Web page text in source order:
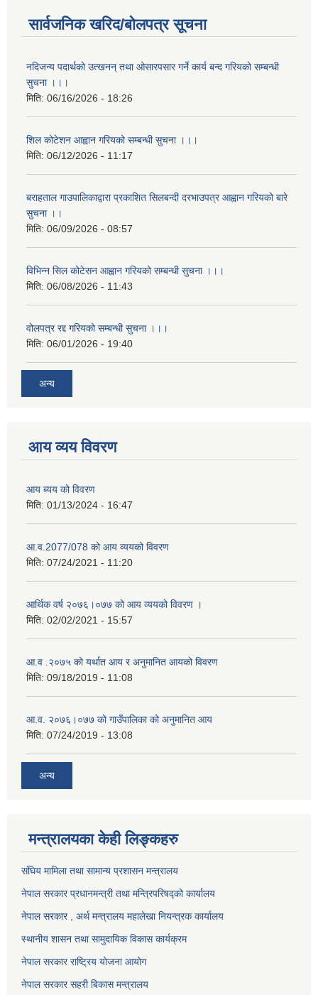
सार्वजनिक खरिद/बोलपत्र सूचना
नदिजन्य पदार्थको उत्खनन् तथा ओसारपसार गर्ने कार्य बन्द गरियको सम्बन्धी
सुचना ।।।
मिति: 06/16/2026 - 18:26
शिल कोटेशन आह्वान गरियको सम्बन्धी सुचना ।।।
मिति: 06/12/2026 - 11:17
बराहताल गाउपालिकाद्वारा प्रकाशित सिलबन्दी दरभाउपत्र आह्वान गरियको बारे
सुचना ।।
मिति: 06/09/2026 - 08:57
विभिन्न सिल कोटेसन आह्वान गरियको सम्बन्धी सुचना ।।।
मिति: 06/08/2026 - 11:43
वोलपत्र रद्द गरियको सम्बन्धी सुचना ।।।
मिति: 06/01/2026 - 19:40
अन्य
आय व्यय विवरण
आय ब्यय को विवरण
मिति: 01/13/2024 - 16:47
आ.व.2077/078 को आय व्ययको विवरण
मिति: 07/24/2021 - 11:20
आर्थिक वर्ष २०७६।०७७ को आय व्ययको विवरण ।
मिति: 02/02/2021 - 15:57
आ.व .२०७५ को यर्थात आय र अनुमानित आयको विवरण
मिति: 09/18/2019 - 11:08
आ.व. २०७६।०७७ को गाउँपालिका को अनुमानित आय
मिति: 07/24/2019 - 13:08
अन्य
मन्त्रालयका केही लिङ्कहरु
संघिय मामिला तथा सामान्य प्रशासन मन्त्रालय
नेपाल सरकार प्रधानमन्त्री तथा मन्त्रिपरिषद्को कार्यालय
नेपाल सरकार , अर्थ मन्त्रालय महालेखा नियन्त्रक कार्यालय
स्थानीय शासन तथा सामुदायिक विकास कार्यक्रम
नेपाल सरकार राष्ट्रिय योजना आयोग
नेपाल सरकार सहरी बिकास मन्त्रालय